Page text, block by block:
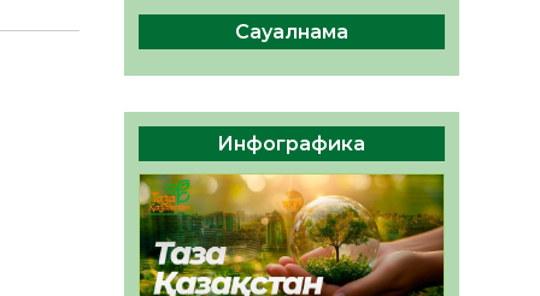
04.08.2026 48 0
Құрылтай: Қызылордада
1344 комиссия мүшесінің
04.08.2026
39 0
ҚҰРЫЛТАЙ САЙЛАУЫ – ЕЛ
БІРЛІГІ МЕН АЗАМАТТЫҚ
ЖАУАПКЕРШІЛІКТІҢ
КӨРІНІСІ
04.08.2026 52 0
Сауалнама
Инфографика